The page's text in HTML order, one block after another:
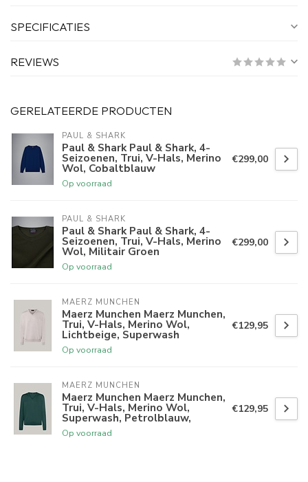
SPECIFICATIES
REVIEWS
GERELATEERDE PRODUCTEN
PAUL & SHARK
Paul & Shark Paul & Shark, 4-
Seizoenen, Trui, V-Hals, Merino
Wol, Cobaltblauw
Op voorraad
€299,00
PAUL & SHARK
Paul & Shark Paul & Shark, 4-
Seizoenen, Trui, V-Hals, Merino
Wol, Militair Groen
Op voorraad
€299,00
MAERZ MUNCHEN
Maerz Munchen Maerz Munchen,
Trui, V-Hals, Merino Wol,
Lichtbeige, Superwash
Op voorraad
€129,95
MAERZ MUNCHEN
Maerz Munchen Maerz Munchen,
Trui, V-Hals, Merino Wol,
Superwash, Petrolblauw,
Op voorraad
€129,95